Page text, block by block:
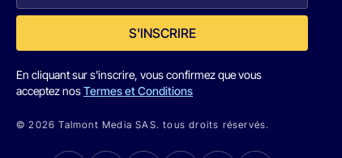
S'INSCRIRE
En cliquant sur s'inscrire, vous confirmez que vous
acceptez nosTermes et Conditions
© 2026 Talmont Media SAS. tous droits réservés.